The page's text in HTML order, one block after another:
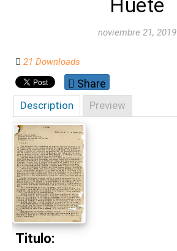
Huete
noviembre 21, 2019
21 Downloads
Share
Description Preview
Titulo: